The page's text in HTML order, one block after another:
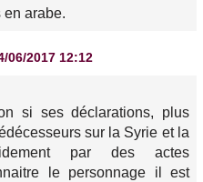
en arabe.
06/2017 12:12
si ses déclarations, plus
sur la Syrie et la
par des actes
le personnage il est